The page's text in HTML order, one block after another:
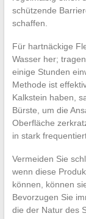
schützende
schaffen.
Für hartnäckige
Wasser her;
einige Stunden
Methode ist
Kalkstein haben,
Bürste, um die
Oberfläche
in stark
Vermeiden Sie
wenn diese
können, können
Bevorzugen Sie
die der Natur des